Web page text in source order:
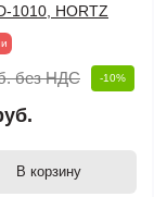
1010, HORTZ
без НДС -10%
В корзину